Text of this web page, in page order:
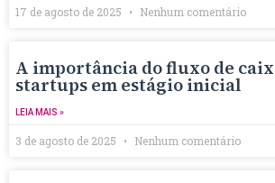
17 de agosto de 2025 Nenhum comentário
A importância do fluxo de
startups em estágio inicial
LEIA MAIS »
3 de agosto de 2025 Nenhum comentário